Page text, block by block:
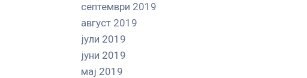
септември 2019
август 2019
јули 2019
јуни 2019
мај 2019